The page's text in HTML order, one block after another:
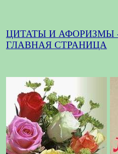
ЦИТАТЫ И АФОРИЗМЫ
ГЛАВНАЯ СТРАНИЦА